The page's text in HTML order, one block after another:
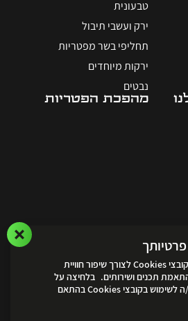
טבעונית
ירק ועשבי תיבול
תחליפי בשר מפטריות
ירקות מיוחדים
נבטים
מהפכת הפטריות
ההזמנות
באתר שלנו נעשה שימוש בקובצי Cookies לצורך שיפור חוויית
תכנים ושירותים. בלחיצה על
“מאשר הכול” הינך מסכים/ה לשימוש בקובצי Cookies בהתאם